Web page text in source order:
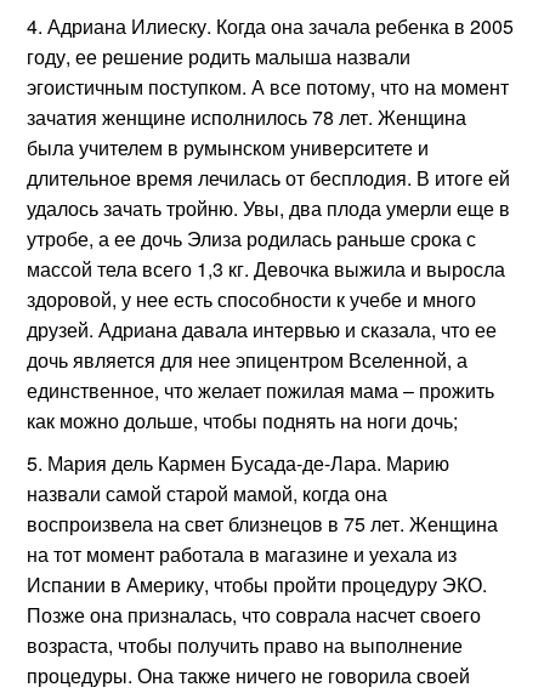
Адриана Илиеску. Когда она зачала ребенка в 2005
году, ее решение родить малыша назвали
эгоистичным поступком. А все потому, что на момент
зачатия женщине исполнилось 78 лет. Женщина
была учителем в румынском университете и
длительное время лечилась от бесплодия. В итоге ей
удалось зачать тройню. Увы, два плода умерли еще в
утробе, а ее дочь Элиза родилась раньше срока с
массой тела всего 1,3 кг. Девочка выжила и выросла
здоровой, у нее есть способности к учебе и много
друзей. Адриана давала интервью и сказала, что ее
дочь является для нее эпицентром Вселенной, а
единственное, что желает пожилая мама – прожить
как можно дольше, чтобы поднять на ноги дочь;
Мария дель Кармен Бусада-де-Лара. Марию
назвали самой старой мамой, когда она
воспроизвела на свет близнецов в 75 лет. Женщина
на тот момент работала в магазине и уехала из
Испании в Америку, чтобы пройти процедуру ЭКО.
Позже она призналась, что соврала насчет своего
возраста, чтобы получить право на выполнение
процедуры. Она также ничего не говорила своей